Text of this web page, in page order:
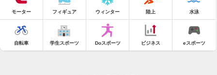
モーター フィギュア ウィンター 陸上 水泳
自転車 学生スポーツ Doスポーツ ビジネス eスポーツ